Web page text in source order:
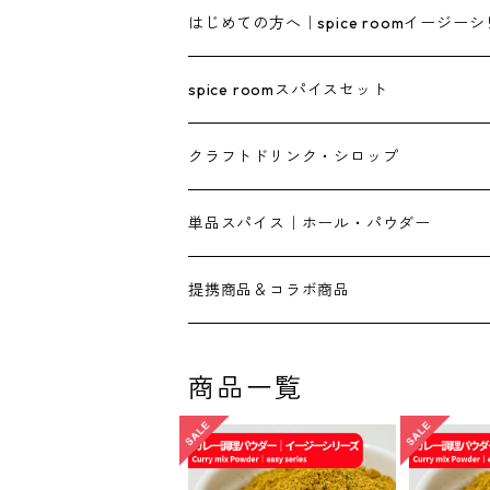
はじめての方へ｜spice roomイージーシ
spice roomスパイスセット
クラフトドリンク・シロップ
単品スパイス｜ホール・パウダー
提携商品＆コラボ商品
【イセカルダモン】
商品一覧